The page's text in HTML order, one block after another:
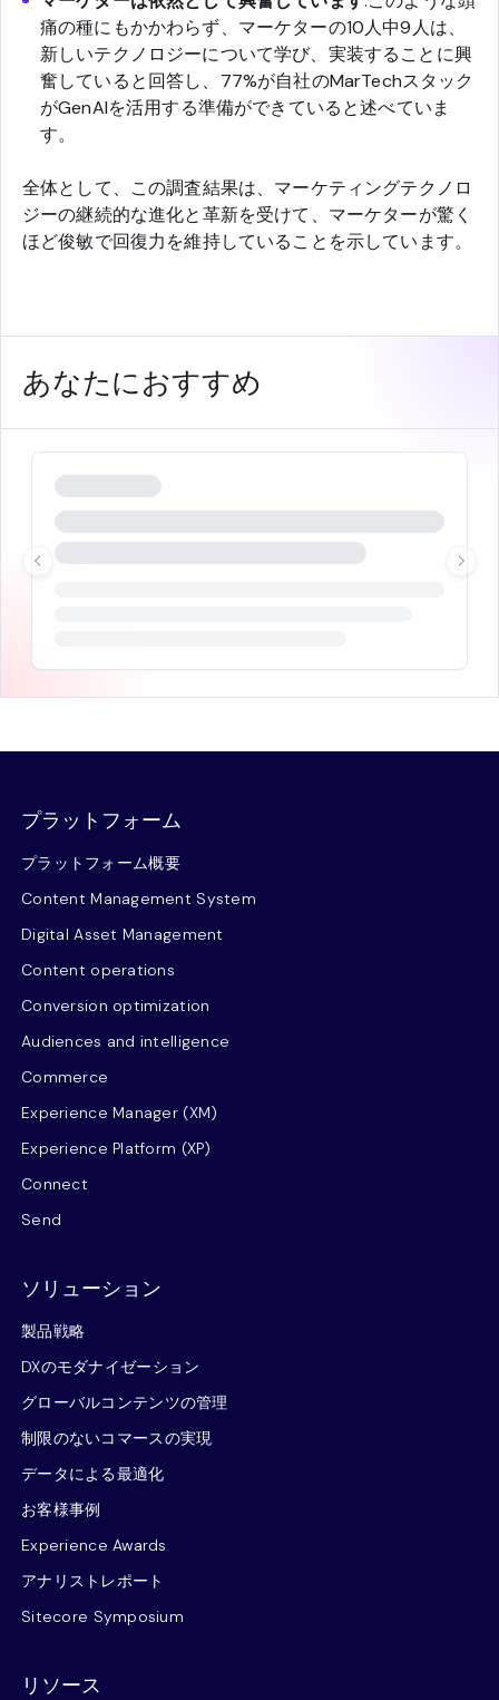
痛の種にもかかわらず、マーケターの10人中9人は、
新しいテクノロジーについて学び、実装することに興
奮していると回答し、77%が自社のMarTechスタック
がGenAIを活用する準備ができていると述べていま
す。
全体として、この調査結果は、マーケティングテクノロ
ジーの継続的な進化と革新を受けて、マーケターが驚く
ほど俊敏で回復力を維持していることを示しています。
あなたにおすすめ
プラットフォーム
プラットフォーム概要
Content Management System
Digital Asset Management
Content operations
Conversion optimization
Audiences and intelligence
Commerce
Experience Manager (XM)
Experience Platform (XP)
Connect
Send
ソリューション
製品戦略
DXのモダナイゼーション
グローバルコンテンツの管理
制限のないコマースの実現
データによる最適化
お客様事例
Experience Awards
アナリストレポート
Sitecore Symposium
リソース